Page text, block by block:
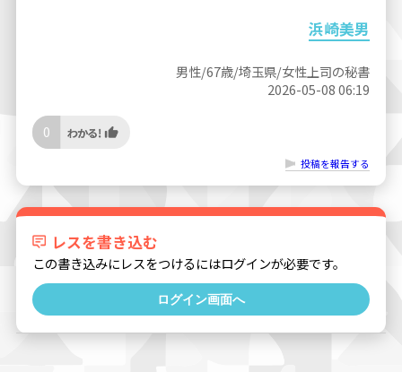
浜崎美男
男性/67歳/埼玉県/女性上司の秘書
2026-05-08 06:19
0
投稿を報告する
レスを書き込む
この書き込みにレスをつけるにはログインが必要です。
ログイン画面へ